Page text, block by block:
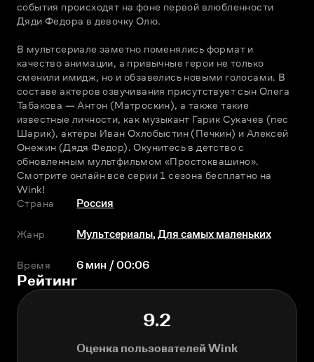
события происходят на фоне первой влюбленности
Дяди Федора в девочку Олю.
В мультсериале заметно поменялись формат и
качество анимации, а привычные герои не только
сменили имидж, но и обзавелись новыми голосами. В
составе актеров озвучивания присутствует сын Олега
Табакова — Антон (Матроскин), а также такие
известные личности, как музыкант Гарик Сукачев (пес
Шарик), актеры Иван Охлобыстин (Печкин) и Алексей
Онежин (Дядя Федор). Окунитесь в детство с
обновленным мультфильмом «Простоквашино».
Смотрите онлайн все серии 1 сезона бесплатно на
Wink!
Страна
Россия
Жанр Мультсериалы,Для самых маленьких
Время 6 мин / 00:06
Рейтинг
9.2
Оценка пользователей Wink